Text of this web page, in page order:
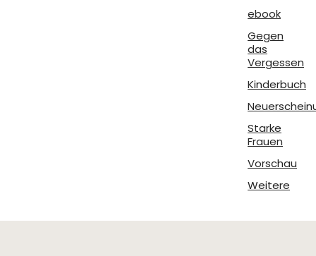
ebook
Gegen
das
Vergessen
Kinderbuch
Starke
Frauen
Vorschau
Weitere